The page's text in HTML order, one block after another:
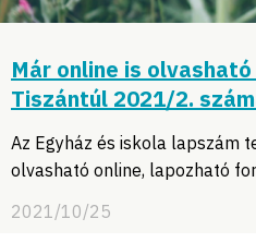
Már online is
Tiszántúl 2021/2.
Az Egyház és iskola lapszám
olvasható online, lapozható
2021/10/25